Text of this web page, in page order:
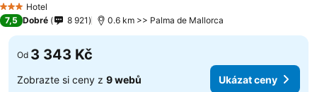
3 Počet hvězdiček
Hotel
7,5 Dobré 8 921 0.6 km >> Palma de Mallorca
Od 3 343 Kč
Zobrazte si ceny z 9 webů Ukázat ceny